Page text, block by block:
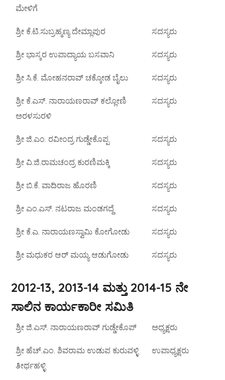
ಮೇಳಿಗೆ
ಶ್ರೀ ಕೆ.ಟಿ.ಸುಬ್ರಹ್ಮಣ್ಯ ದೇಮ್ಲಾಪುರ ಸದಸ್ಯರು
ಶ್ರೀ ಭಾಸ್ಕರ ಉಪಾದ್ಯಾಯ ಬಸವಾನಿ ಸದಸ್ಯರು
ಶ್ರೀ ಸಿ.ಕೆ. ಮೋಹನರಾವ್ ಚಕ್ಕೋಡ ಬೈಲು ಸದಸ್ಯರು
ಶ್ರೀ ಕೆ.ಎಸ್. ನಾರಾಯಣರಾವ್ ಕಲ್ಲೋಣಿ
ಅರಳಸುರಳಿ
ಸದಸ್ಯರು
ಶ್ರೀ ಜಿ.ಎಂ. ರವೀಂದ್ರ ಗುಡ್ಡೇಕೊಪ್ಪ ಸದಸ್ಯರು
ಶ್ರೀ ವಿ.ಜಿ.ರಾಮಚಂದ್ರ ಕುರಣಿಮಕ್ಕಿ ಸದಸ್ಯರು
ಶ್ರೀ ಬಿ.ಕೆ. ವಾದಿರಾಜ ಹೊರಣಿ ಸದಸ್ಯರು
ಶ್ರೀ ಎಂ.ಎಸ್. ನಟರಾಜ ಮಂಡಗದ್ದೆ ಸದಸ್ಯರು
ಶ್ರೀ ಕೆ.ಎ. ನಾರಾಯಣಸ್ವಾಮಿ ಕೋಗೋಡು ಸದಸ್ಯರು
ಶ್ರೀ ಮಧುಕರ ಆರ್ ಮಯ್ಯ ಆಡುಗೋಡು ಸದಸ್ಯರು
2012-13, 2013-14 ಮತ್ತು 2014-15 ನೇ
ಸಾಲಿನ ಕಾರ್ಯಕಾರೀ ಸಮಿತಿ
ಶ್ರೀ ಜಿ.ಎಸ್. ನಾರಾಯಣರಾವ್ ಗುಡ್ಡೇಕೊಪ್ ಅಧ್ಯಕ್ಷರು
ಶ್ರೀ ಹೆಚ್.ಎಂ. ಶಿವರಾಮ ಉಡುಪ ಕುರುವಳ್ಳಿ
ತೀರ್ಥಹಳ್ಳಿ
ಉಪಾಧ್ಯಕ್ಷರು